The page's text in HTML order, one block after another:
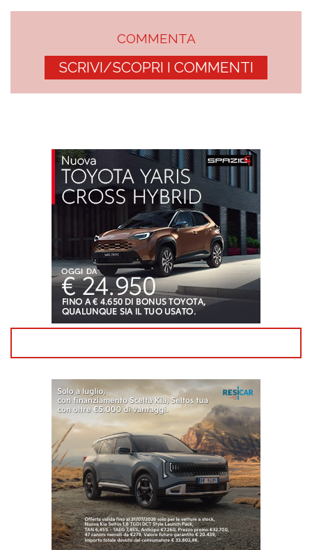
COMMENTA
SCRIVI/SCOPRI I COMMENTI